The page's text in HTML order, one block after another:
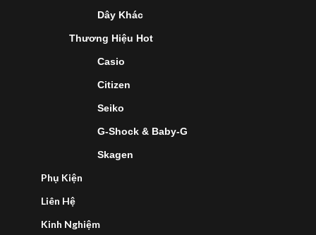
Dây Khác
Thương Hiệu Hot
Casio
Citizen
Seiko
G-Shock & Baby-G
Skagen
Phụ Kiện
Liên Hệ
Kinh Nghiệm